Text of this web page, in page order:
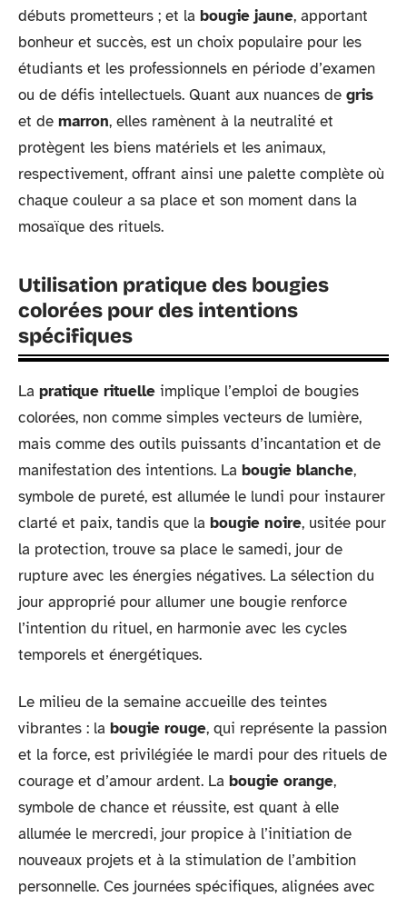
débuts prometteurs ; et la bougie jaune, apportant
bonheur et succès, est un choix populaire pour les
étudiants et les professionnels en période d’examen
ou de défis intellectuels. Quant aux nuances de gris
et de marron, elles ramènent à la neutralité et
protègent les biens matériels et les animaux,
respectivement, offrant ainsi une palette complète où
chaque couleur a sa place et son moment dans la
mosaïque des rituels.
Utilisation pratique des bougies
colorées pour des intentions
spécifiques
La pratique rituelle implique l’emploi de bougies
colorées, non comme simples vecteurs de lumière,
mais comme des outils puissants d’incantation et de
manifestation des intentions. La bougie blanche,
symbole de pureté, est allumée le lundi pour instaurer
clarté et paix, tandis que la bougie noire, usitée pour
la protection, trouve sa place le samedi, jour de
rupture avec les énergies négatives. La sélection du
jour approprié pour allumer une bougie renforce
l’intention du rituel, en harmonie avec les cycles
temporels et énergétiques.
Le milieu de la semaine accueille des teintes
vibrantes : la bougie rouge, qui représente la passion
et la force, est privilégiée le mardi pour des rituels de
courage et d’amour ardent. La bougie orange,
symbole de chance et réussite, est quant à elle
allumée le mercredi, jour propice à l’initiation de
nouveaux projets et à la stimulation de l’ambition
personnelle. Ces journées spécifiques, alignées avec